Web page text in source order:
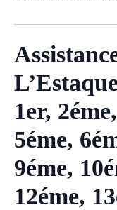
1er,
5éme,
9éme,
12éme,